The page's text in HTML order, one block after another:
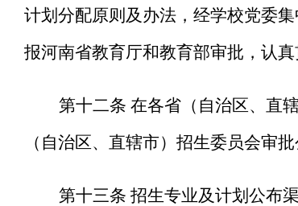
计划分配原则及办法，经学校党委
报河南省教育厅和教育部审批，认
第十二条 在各省 （ 自治区、直
（ 自治区、直辖市） 招生委员会审批
第十三条 招生专业及计划公布